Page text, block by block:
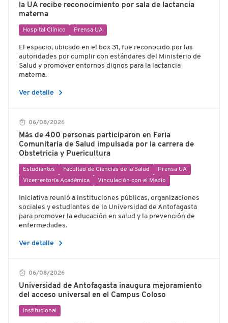
la UA recibe reconocimiento por sala de lactancia
materna
Hospital Clínico Prensa UA
El espacio, ubicado en el box 31, fue reconocido por las
autoridades por cumplir con estándares del Ministerio de
Salud y promover entornos dignos para la lactancia
materna.
Ver detalle chevron_right
06/08/2026
Más de 400 personas participaron en Feria
Comunitaria de Salud impulsada por la carrera de
Obstetricia y Puericultura
Estudiantes Facultad de Ciencias de la Salud
Prensa UA
Vicerrectoría Académica
Vinculación con el Medio
Iniciativa reunió a instituciones públicas, organizaciones
sociales y estudiantes de la Universidad de Antofagasta
para promover la educación en salud y la prevención de
enfermedades.
Ver detalle chevron_right
06/08/2026
Universidad de Antofagasta inaugura mejoramiento
del acceso universal en el Campus Coloso
Institucional